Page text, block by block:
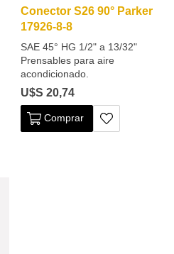
Conector S26 90° Parker
17926-8-8
SAE 45° HG 1/2" a 13/32"
Prensables para aire
acondicionado.
U$S 20,74
Comprar